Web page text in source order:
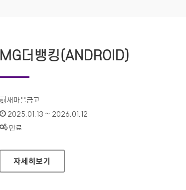
MG더뱅킹(ANDROID)
기관명 :
새마을금고
인증기간 :
2025.01.13 ~ 2026.01.12
상태 :
만료
MG더뱅킹(ANDROID)
자세히보기